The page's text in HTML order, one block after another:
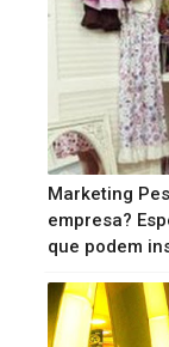
Marketing
empresa?
que podem